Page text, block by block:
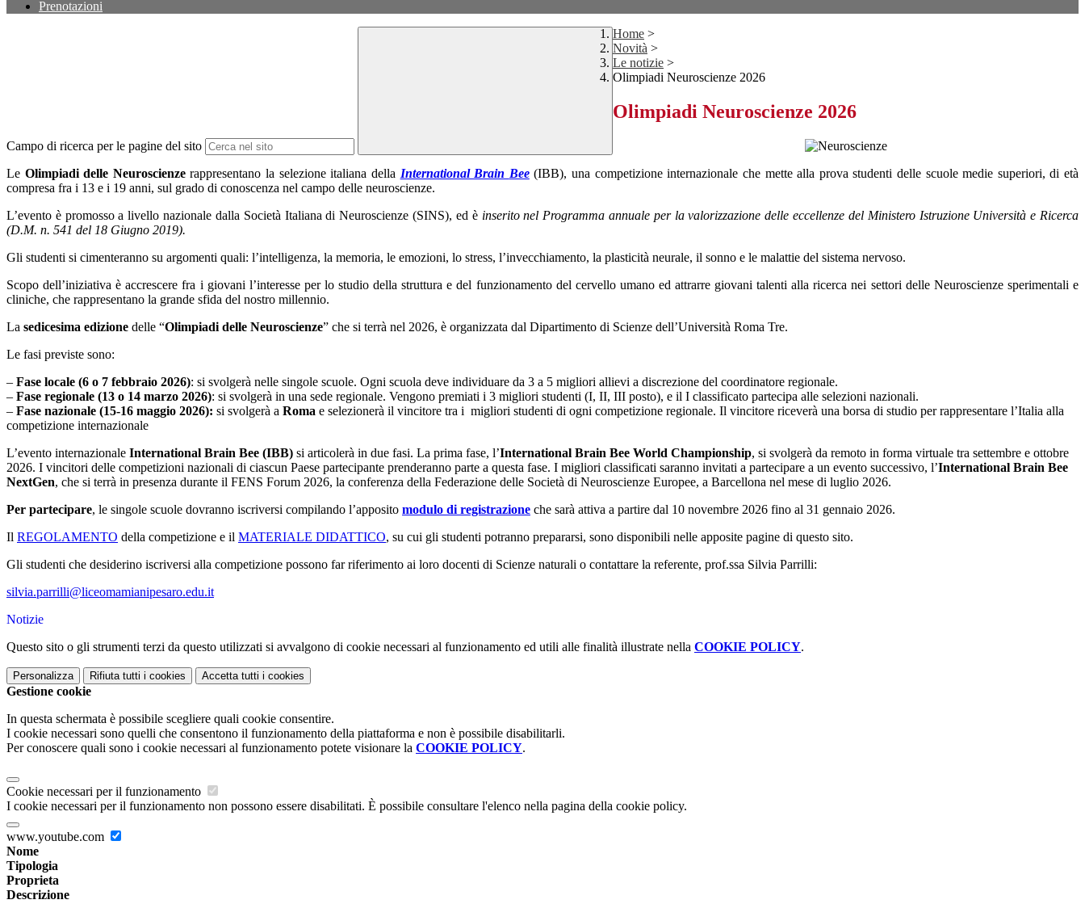
Prenotazioni
Campo di ricerca per le pagine del sito
Home >
Novità >
Le notizie >
Olimpiadi Neuroscienze 2026
Olimpiadi Neuroscienze 2026
Le Olimpiadi delle Neuroscienze rappresentano la selezione italiana della International Brain Bee (IBB), una competizione internazionale che mette alla prova studenti delle scuole medie superiori, di età
compresa fra i 13 e i 19 anni, sul grado di conoscenza nel campo delle neuroscienze.
L’evento è promosso a livello nazionale dalla Società Italiana di Neuroscienze (SINS), ed è inserito nel Programma annuale per la valorizzazione delle eccellenze del Ministero Istruzione Università e Ricerca
(D.M. n. 541 del 18 Giugno 2019).
Gli studenti si cimenteranno su argomenti quali: l’intelligenza, la memoria, le emozioni, lo stress, l’invecchiamento, la plasticità neurale, il sonno e le malattie del sistema nervoso.
Scopo dell’iniziativa è accrescere fra i giovani l’interesse per lo studio della struttura e del funzionamento del cervello umano ed attrarre giovani talenti alla ricerca nei settori delle Neuroscienze sperimentali e
cliniche, che rappresentano la grande sfida del nostro millennio.
La sedicesima edizione delle “Olimpiadi delle Neuroscienze” che si terrà nel 2026, è organizzata dal Dipartimento di Scienze dell’Università Roma Tre.
Le fasi previste sono:
– Fase locale (6 o 7 febbraio 2026): si svolgerà nelle singole scuole. Ogni scuola deve individuare da 3 a 5 migliori allievi a discrezione del coordinatore regionale.
– Fase regionale (13 o 14 marzo 2026): si svolgerà in una sede regionale. Vengono premiati i 3 migliori studenti (I, II, III posto), e il I classificato partecipa alle selezioni nazionali.
– Fase nazionale (15-16 maggio 2026): si svolgerà a Roma e selezionerà il vincitore tra i migliori studenti di ogni competizione regionale. Il vincitore riceverà una borsa di studio per rappresentare l’Italia alla
competizione internazionale
L’evento internazionale International Brain Bee (IBB) si articolerà in due fasi. La prima fase, l’International Brain Bee World Championship, si svolgerà da remoto in forma virtuale tra settembre e ottobre
2026. I vincitori delle competizioni nazionali di ciascun Paese partecipante prenderanno parte a questa fase. I migliori classificati saranno invitati a partecipare a un evento successivo, l’International Brain Bee
NextGen, che si terrà in presenza durante il FENS Forum 2026, la conferenza della Federazione delle Società di Neuroscienze Europee, a Barcellona nel mese di luglio 2026.
Per partecipare, le singole scuole dovranno iscriversi compilando l’apposito modulo di registrazione che sarà attiva a partire dal 10 novembre 2026 fino al 31 gennaio 2026.
Il REGOLAMENTO della competizione e il MATERIALE DIDATTICO, su cui gli studenti potranno prepararsi, sono disponibili nelle apposite pagine di questo sito.
Gli studenti che desiderino iscriversi alla competizione possono far riferimento ai loro docenti di Scienze naturali o contattare la referente, prof.ssa Silvia Parrilli:
silvia.parrilli@liceomamianipesaro.edu.it
Notizie
Questo sito o gli strumenti terzi da questo utilizzati si avvalgono di cookie necessari al funzionamento ed utili alle finalità illustrate nella COOKIE POLICY.
Personalizza Rifiuta tutti i cookies Accetta tutti i cookies
Gestione cookie
In questa schermata è possibile scegliere quali cookie consentire.
I cookie necessari sono quelli che consentono il funzionamento della piattaforma e non è possibile disabilitarli.
Per conoscere quali sono i cookie necessari al funzionamento potete visionare la COOKIE POLICY.
Cookie necessari per il funzionamento
I cookie necessari per il funzionamento non possono essere disabilitati. È possibile consultare l'elenco nella pagina della cookie policy.
www.youtube.com
Nome
Tipologia
Proprieta
Descrizione